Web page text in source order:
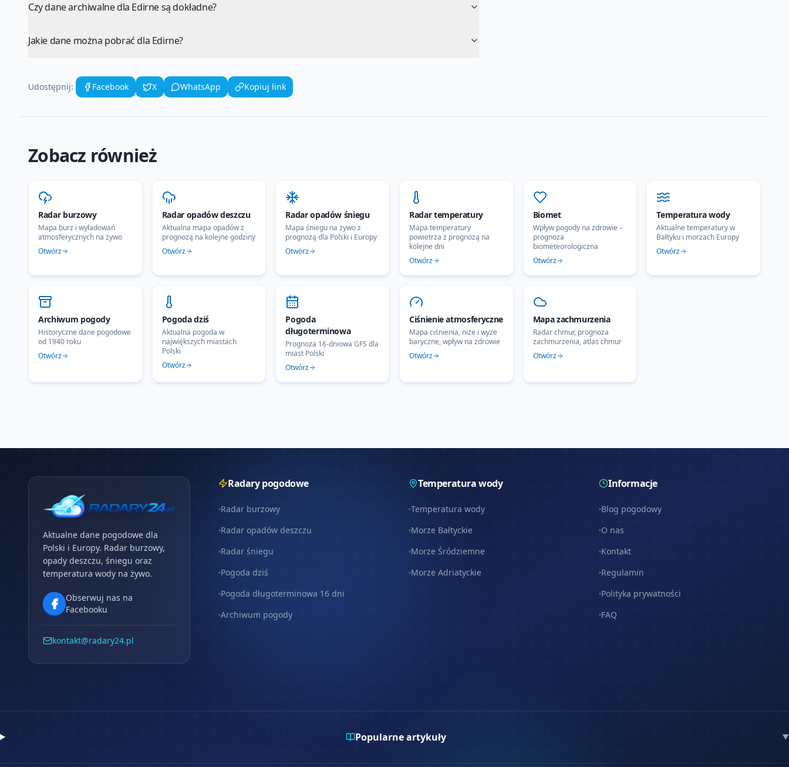
Czy dane archiwalne dla Edirne są dokładne?
Jakie dane można pobrać dla Edirne?
Udostępnij: Facebook X WhatsApp Kopiuj link
Zobacz również
Radar burzowy
Mapa burz i wyładowań
atmosferycznych na żywo
Otwórz
Radar opadów deszczu
Aktualna mapa opadów z
prognozą na kolejne godziny
Otwórz
Radar opadów śniegu
Mapa śniegu na żywo z
prognozą dla Polski i Europy
Otwórz
Radar temperatury
Mapa temperatury
powietrza z prognozą na
kolejne dni
Otwórz
Biomet
Wpływ pogody na zdrowie –
prognoza
biometeorologiczna
Otwórz
Temperatura wody
Aktualne temperatury w
Bałtyku i morzach Europy
Otwórz
Archiwum pogody
Historyczne dane pogodowe
od 1940 roku
Otwórz
Pogoda dziś
Aktualna pogoda w
największych miastach
Polski
Otwórz
Pogoda
długoterminowa
Prognoza 16-dniowa GFS dla
miast Polski
Otwórz
Ciśnienie atmosferyczne
Mapa ciśnienia, niże i wyże
baryczne, wpływ na zdrowie
Otwórz
Mapa zachmurzenia
Radar chmur, prognoza
zachmurzenia, atlas chmur
Otwórz
Aktualne dane pogodowe dla
Polski i Europy. Radar burzowy,
opady deszczu, śniegu oraz
temperatura wody na żywo.
Obserwuj nas na
Facebooku
kontakt@radary24.pl
Radary pogodowe
Radar burzowy
Radar opadów deszczu
Radar śniegu
Pogoda dziś
Pogoda długoterminowa 16 dni
Archiwum pogody
Temperatura wody
Temperatura wody
Morze Bałtyckie
Morze Śródziemne
Morze Adriatyckie
Informacje
Blog pogodowy
O nas
Kontakt
Regulamin
Polityka prywatności
FAQ
Popularne artykuły ▼